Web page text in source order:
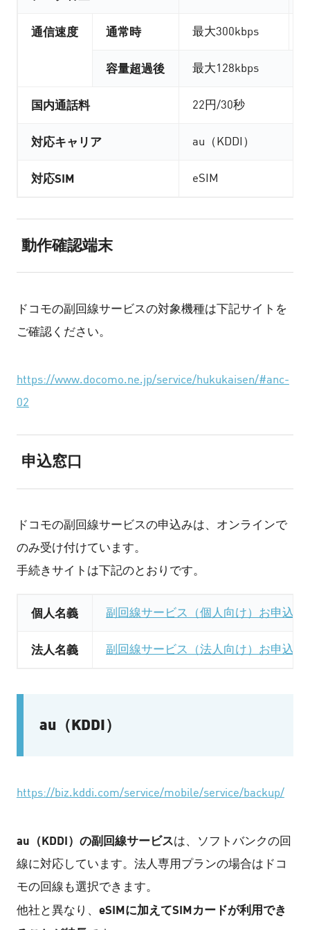
通信速度 通常時 最大300kbps
容量超過後 最大128kbps
国内通話料 22円/30秒
対応キャリア au（KDDI）
対応SIM eSIM
動作確認端末
ドコモの副回線サービスの対象機種は下記サイトを
ご確認ください。
https://www.docomo.ne.jp/service/hukukaisen/#anc-
02
申込窓口
ドコモの副回線サービスの申込みは、オンラインで
のみ受け付けています。
手続きサイトは下記のとおりです。
個人名義 副回線サービス（個人向け）お申込み
法人名義 副回線サービス（法人向け）お申込み
au（KDDI）
https://biz.kddi.com/service/mobile/service/backup/
au（KDDI）の副回線サービスは、ソフトバンクの回
線に対応しています。法人専用プランの場合はドコ
モの回線も選択できます。
他社と異なり、 eSIMに加えてSIMカードが利用でき